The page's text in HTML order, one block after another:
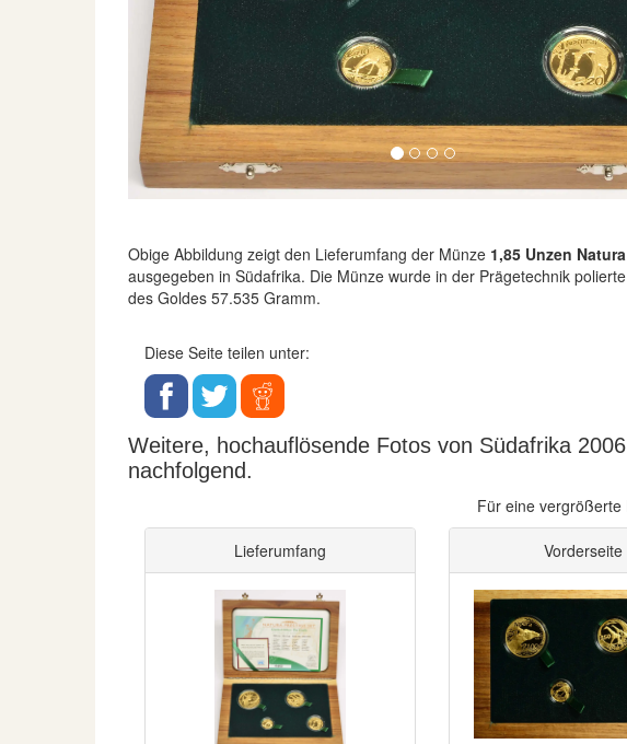
Obige Abbildung zeigt den Lieferumfang der Münze 1,85 Unzen
ausgegeben in Südafrika. Die Münze wurde in der Prägetechnik
des Goldes 57.535 Gramm.
Diese Seite teilen unter:
Weitere, hochauflösende Fotos von Südafrika
nachfolgend.
Für eine vergrößerte
Lieferumfang Vorderseite